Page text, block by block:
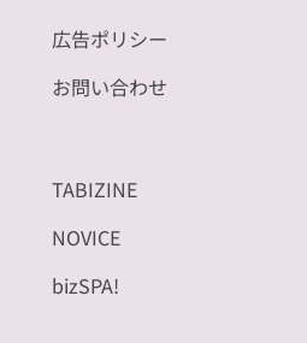
広告ポリシー
お問い合わせ
TABIZINE
NOVICE
bizSPA!